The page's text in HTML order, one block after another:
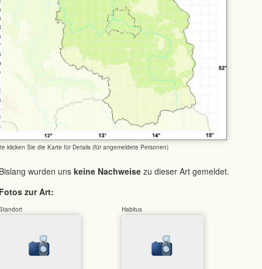
klicken Sie die Karte für Details (für angemeldete Personen)
wurden uns keine Nachweise zu dieser Art gemeldet.
zur Art:
Habitus